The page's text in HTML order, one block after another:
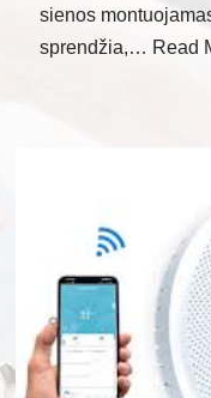
sienos
sprendžia,… Read